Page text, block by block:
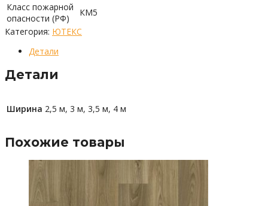
Класс пожарной
опасности (РФ)
КМ5
Категория: ЮТЕКС
Детали
Детали
Ширина 2,5 м, 3 м, 3,5 м, 4 м
Похожие товары